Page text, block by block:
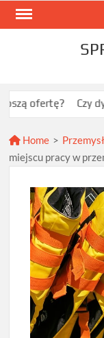
Skip
Czy
Home > Przemysł
miejscu pracy w